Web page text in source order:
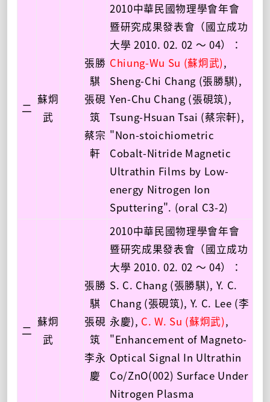
二
蘇炯
武
張勝
騏
張硯
筑
蔡宗
軒
2010中華民國物理學會年會
暨研究成果發表會（國立成功
大學 2010. 02. 02 ～ 04）：
Chiung-Wu Su (蘇炯武),
Sheng-Chi Chang (張勝騏),
Yen-Chu Chang (張硯筑),
Tsung-Hsuan Tsai (蔡宗軒),
"Non-stoichiometric
Cobalt-Nitride Magnetic
Ultrathin Films by Low-
energy Nitrogen Ion
Sputtering". (oral C3-2)
二
蘇炯
武
張勝
騏
張硯
筑
李永
慶
2010中華民國物理學會年會
暨研究成果發表會（國立成功
大學 2010. 02. 02 ～ 04）：
S. C. Chang (張勝騏), Y. C.
Chang (張硯筑), Y. C. Lee (李
永慶), C. W. Su (蘇炯武),
"Enhancement of Magneto-
Optical Signal In Ultrathin
Co/ZnO(002) Surface Under
Nitrogen Plasma